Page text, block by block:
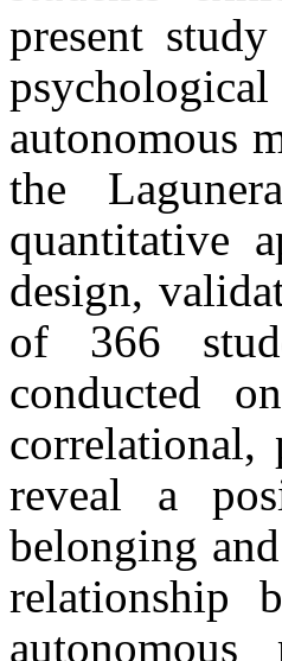
present
autonomous
the
quantitative
design,
of 366
conducted
correlational,
reveal a
belonging
relationship